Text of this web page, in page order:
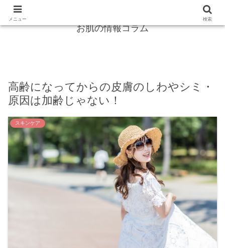
お肌の情報コラム
高齢になってからの皮膚のしわやシミ・
原因は加齢じゃない！
スキンケア
メニュー 検索